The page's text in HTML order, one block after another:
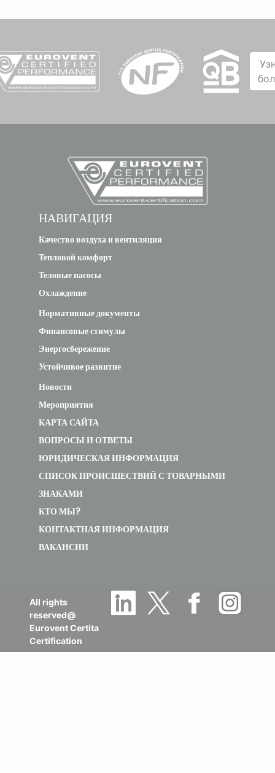
НАВИГАЦИЯ
Качество воздуха и вентиляция
Тепловой комфорт
Теловые насосы
Охлаждение
Нормативные документы
Финансовые стимулы
Энергосбережение
Устойчивое развитие
Новости
Мероприятия
КАРТА САЙТА
ВОПРОСЫ И ОТВЕТЫ
ЮРИДИЧЕСКАЯ ИНФОРМАЦИЯ
СПИСОК ПРОИСШЕСТВИЙ С ТОВАРНЫМИ
ЗНАКАМИ
КТО МЫ?
КОНТАКТНАЯ ИНФОРМАЦИЯ
ВАКАНСИИ
All rights
reserved@
Eurovent Certita
Certification